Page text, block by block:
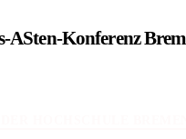
ASten-Konferenz